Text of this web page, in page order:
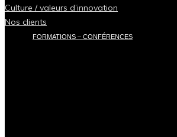
Culture / valeurs d’innovation
Nos clients
FORMATIONS – CONFÉRENCES